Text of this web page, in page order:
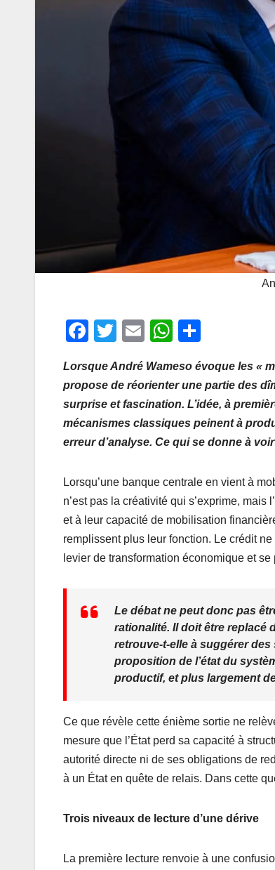
F
c
e
b
o
k
T
tt
er
E
ail
W
at
s
A
p
ta
g
er
Lorsque André Wameso évoque les «
propose de réorienter une partie des
surprise et fascination. L’idée, à
mécanismes classiques peinent à
erreur d’analyse. Ce qui se donne à
Lorsqu’une banque centrale en vient à
n’est pas la créativité qui s’exprime,
et à leur capacité de mobilisation
remplissent plus leur fonction. Le crédit
levier de transformation économique et
Le débat ne peut donc pas
rationalité. Il doit être replacé
retrouve-t-elle à suggérer
proposition de l’état du
productif, et plus largement
Ce que révèle cette énième sortie ne
mesure que l’État perd sa capacité à
autorité directe ni de ses obligations de
à un État en quête de relais. Dans cette
Trois niveaux de lecture d’une dérive
La première lecture renvoie à une